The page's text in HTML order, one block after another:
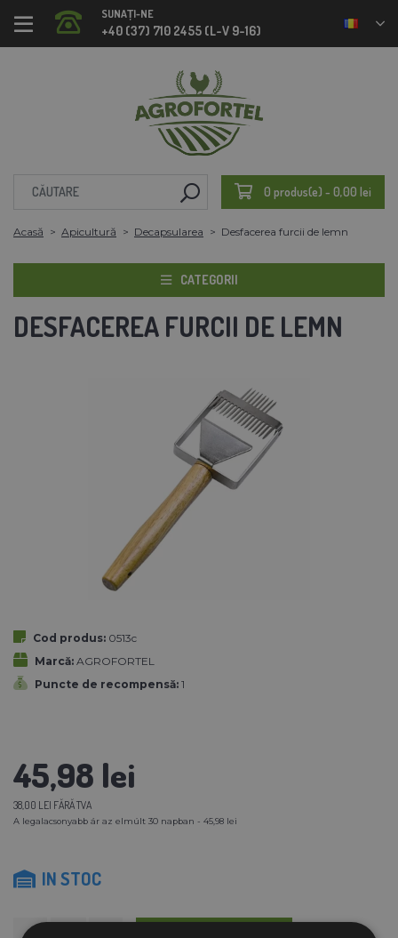
SUNAȚI-NE
+40 (37) 710 2455 (L-V 9-16)
0 produs(e) - 0,00 lei
Acasă Apicultură Decapsularea Desfacerea furcii de lemn
CATEGORII
DESFACEREA FURCII DE LEMN
Cod produs: 0513c
Marcă: AGROFORTEL
Puncte de recompensă: 1
45,98 lei
38,00 LEI FĂRĂ TVA
A legalacsonyabb ár az elmúlt 30 napban - 45,98 lei
IN STOC